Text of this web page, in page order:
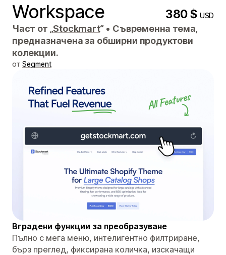
Workspace 380 $USD
Част от „Stockmart“ • Съвременна тема,
предназначена за обширни продуктови
колекции.
от Segment
Вградени функции за преобразуване
Пълно с мега меню, интелигентно филтриране,
бърз преглед, фиксирана количка, изскачащи